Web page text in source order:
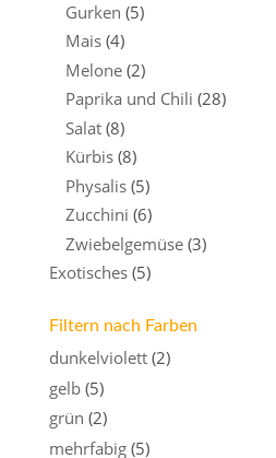
Gurken (5)
Mais (4)
Melone (2)
Paprika und Chili (28)
Salat (8)
Kürbis (8)
Physalis (5)
Zucchini (6)
Zwiebelgemüse (3)
Exotisches (5)
Filtern nach Farben
dunkelviolett (2)
gelb (5)
grün (2)
mehrfabig (5)